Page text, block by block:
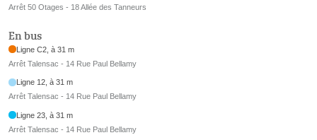
Arrêt 50 Otages - 18 Allée des Tanneurs
En bus
Ligne C2, à 31 m
Arrêt Talensac - 14 Rue Paul Bellamy
Ligne 12, à 31 m
Arrêt Talensac - 14 Rue Paul Bellamy
Ligne 23, à 31 m
Arrêt Talensac - 14 Rue Paul Bellamy